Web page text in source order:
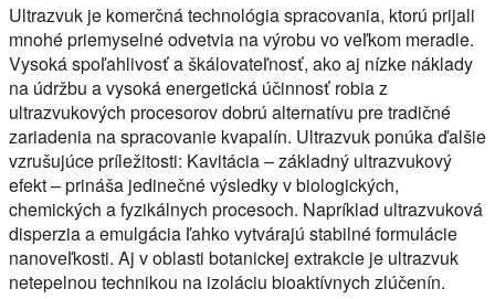
Ultrazvuk je komerčná technológia spracovania, ktorú prijali
mnohé priemyselné odvetvia na výrobu vo veľkom meradle.
Vysoká spoľahlivosť a škálovateľnosť, ako aj nízke náklady
na údržbu a vysoká energetická účinnosť robia z
ultrazvukových procesorov dobrú alternatívu pre tradičné
zariadenia na spracovanie kvapalín. Ultrazvuk ponúka ďalšie
vzrušujúce príležitosti: Kavitácia – základný ultrazvukový
efekt – prináša jedinečné výsledky v biologických,
chemických a fyzikálnych procesoch. Napríklad ultrazvuková
disperzia a emulgácia ľahko vytvárajú stabilné formulácie
nanoveľkosti. Aj v oblasti botanickej extrakcie je ultrazvuk
netepelnou technikou na izoláciu bioaktívnych zlúčenín.